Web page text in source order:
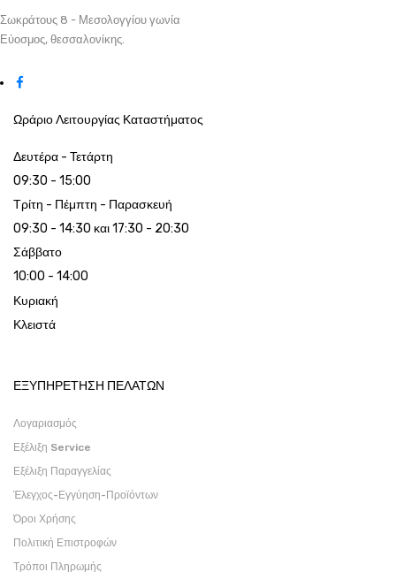
Σωκράτους 8 - Μεσολογγίου γωνία
Εύοσμος, θεσσαλονίκης.
Ωράριο Λειτουργίας Καταστήματος
Δευτέρα - Τετάρτη
09:30 - 15:00
Τρίτη - Πέμπτη - Παρασκευή
09:30 - 14:30 και 17:30 - 20:30
Σάββατο
10:00 - 14:00
Κυριακή
Κλειστά
ΕΞΥΠΗΡΕΤΗΣΗ ΠΕΛΑΤΩΝ
Λογαριασμός
Εξέλιξη Service
Εξέλιξη Παραγγελίας
Έλεγχος-Εγγύηση-Προϊόντων
Όροι Χρήσης
Πολιτική Επιστροφών
Τρόποι Πληρωμής